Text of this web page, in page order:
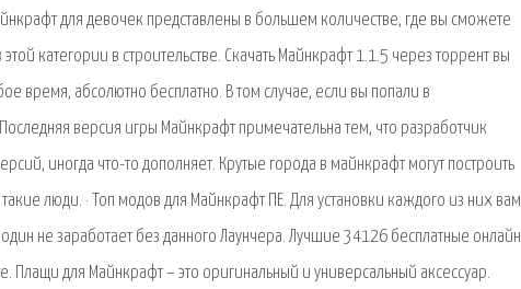
для девочек представлены в большем количестве, где вы сможете
категории в строительстве. Скачать Майнкрафт 1.1.5 через торрент вы
абсолютно бесплатно. В том случае, если вы попали в
версия игры Майнкрафт примечательна тем, что разработчик
иногда что-то дополняет. Крутые города в майнкрафт могут построить
люди. · Топ модов для Майнкрафт ПЕ. Для установки каждого из них вам
не заработает без данного Лаунчера. Лучшие 34126 бесплатные онлайн
Плащи для Майнкрафт – это оригинальный и универсальный аксессуар.